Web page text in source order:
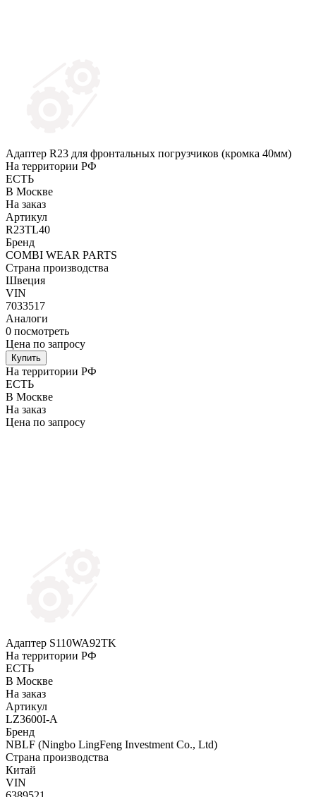
Адаптер R23 для фронтальных погрузчиков (кромка 40мм)
На территории РФ
ЕСТЬ
В Москве
На заказ
Артикул
R23TL40
Бренд
COMBI WEAR PARTS
Страна производства
Швеция
VIN
7033517
Аналоги
0 посмотреть
Цена по запросу
Купить
На территории РФ
ЕСТЬ
В Москве
На заказ
Цена по запросу
Адаптер S110WA92TK
На территории РФ
ЕСТЬ
В Москве
На заказ
Артикул
LZ3600I-A
Бренд
NBLF (Ningbo LingFeng Investment Co., Ltd)
Страна производства
Китай
VIN